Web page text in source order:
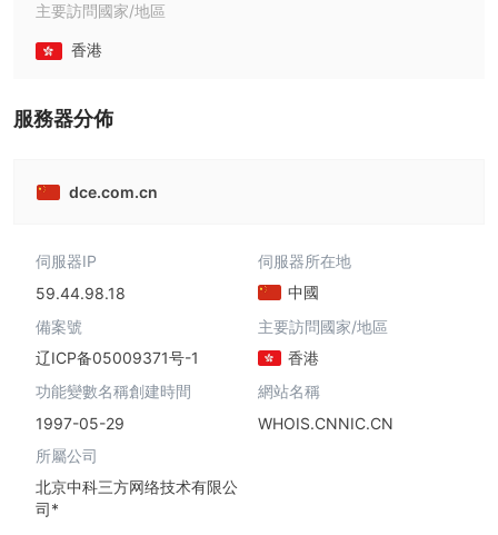
主要訪問國家/地區
香港
服務器分佈
dce.com.cn
伺服器IP
59.44.98.18
伺服器所在地
中國
備案號
辽ICP备05009371号-1
主要訪問國家/地區
香港
功能變數名稱創建時間
1997-05-29
網站名稱
WHOIS.CNNIC.CN
所屬公司
北京中科三方网络技术有限公
司*